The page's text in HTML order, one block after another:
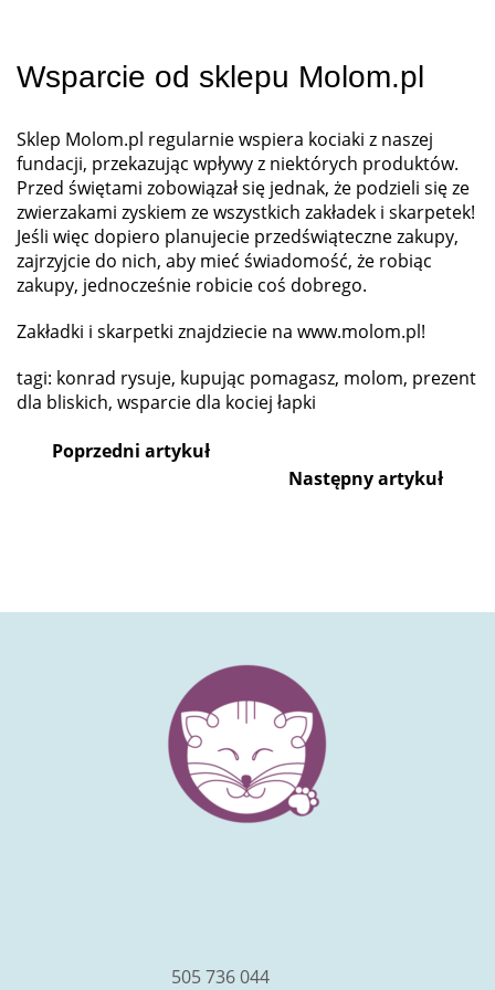
Wsparcie od sklepu Molom.pl
Sklep Molom.pl regularnie wspiera kociaki z naszej
fundacji, przekazując wpływy z niektórych produktów.
Przed świętami zobowiązał się jednak, że podzieli się ze
zwierzakami zyskiem ze wszystkich zakładek i skarpetek!
Jeśli więc dopiero planujecie przedświąteczne zakupy,
zajrzyjcie do nich, aby mieć świadomość, że robiąc
zakupy, jednocześnie robicie coś dobrego.
Zakładki i skarpetki znajdziecie na www.molom.pl!
tagi: konrad rysuje, kupując pomagasz, molom, prezent
dla bliskich, wsparcie dla kociej łapki
Poprzedni artykuł
Następny artykuł
505 736 044